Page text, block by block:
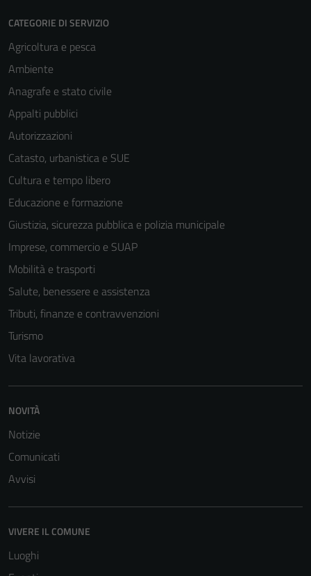
CATEGORIE DI SERVIZIO
Agricoltura e pesca
Ambiente
Anagrafe e stato civile
Appalti pubblici
Autorizzazioni
Catasto, urbanistica e SUE
Cultura e tempo libero
Educazione e formazione
Giustizia, sicurezza pubblica e polizia municipale
Imprese, commercio e SUAP
Mobilità e trasporti
Salute, benessere e assistenza
Tributi, finanze e contravvenzioni
Turismo
Vita lavorativa
NOVITÀ
Notizie
Comunicati
Avvisi
VIVERE IL COMUNE
Luoghi
possono